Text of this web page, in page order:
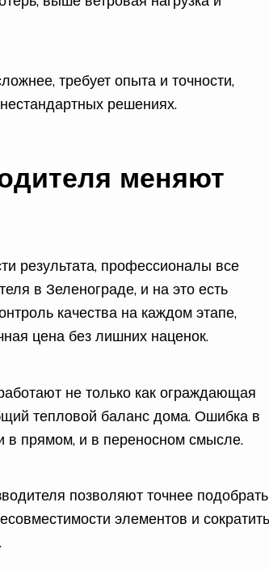
требует опыта и точности,
решениях.
меняют
результата, профессионалы все
в Зеленограде, и на это есть
качества на каждом этапе,
цена без лишних наценок.
не только как ограждающая
тепловой баланс дома. Ошибка в
в прямом, и в переносном смысле.
позволяют точнее подобрать
элементов и сократить